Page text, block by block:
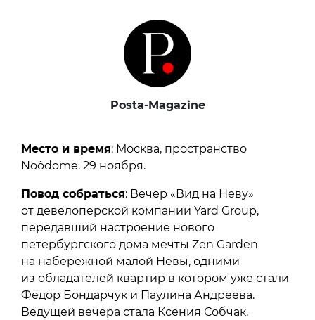
Posta-Magazine
Место и время: Москва, пространство
Noôdome. 29 ноября.
Повод собраться: Вечер «Вид на Неву»
от девелоперской компании Yard Group,
передавший настроение нового
петербургского дома мечты Zen Garden
на набережной малой Невы, одними
из обладателей квартир в котором уже стали
Федор Бондарчук и Паулина Андреева.
Ведущей вечера стала Ксения Собчак,